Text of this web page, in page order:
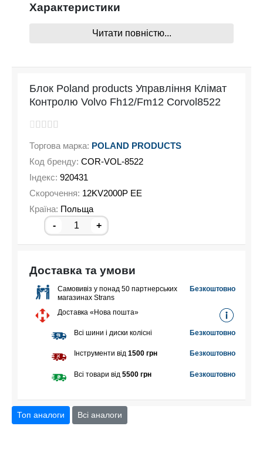
Характеристики
На жаль, характеристики відсутні
Читати повністю...
Блок Poland products Управління Клімат
Контролю Volvo Fh12/Fm12 Corvol8522
Торгова марка: POLAND PRODUCTS
Код бренду: COR-VOL-8522
Індекс: 920431
Скорочення: 12KV2000P EE
Країна: Польща
-
+
Доставка та умови
Самовивіз у понад 50 партнерських
магазинах Strans
Безкоштовно
Доставка «Нова пошта»
Всі шини і диски колісні Безкоштовно
Інструменти від1500 грн Безкоштовно
Всі товари від5500 грн Безкоштовно
Топ аналоги Всі аналоги